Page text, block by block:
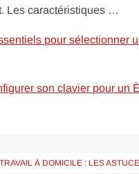
Les caractéristiques …
pour sélectionner
son clavier pour un
À DOMICILE : LES